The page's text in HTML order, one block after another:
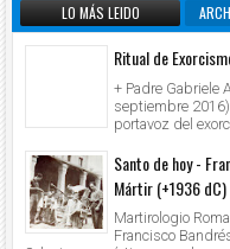
LO MÁS LEIDO
Ritual de
+ Padre Gabriele
septiembre 2016)
portavoz del
Santo de hoy -
Mártir (+1936
Martirologio
Francisco